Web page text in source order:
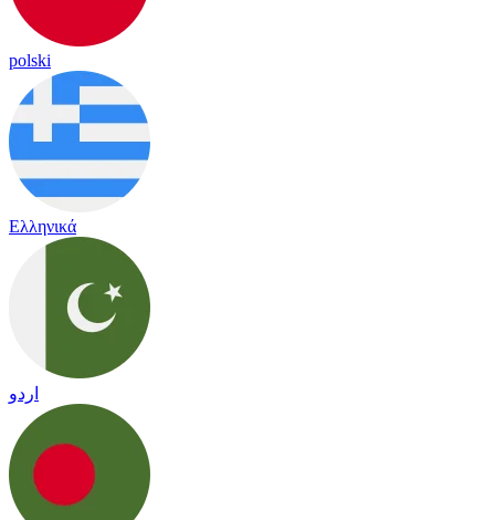
polski
Ελληνικά
اردو